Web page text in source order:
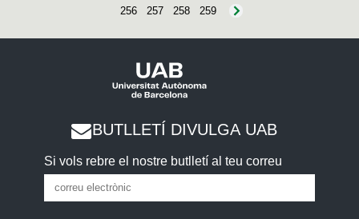
256
257 258 259
BUTLLETÍ DIVULGA UAB
Si vols rebre el nostre butlletí al teu correu